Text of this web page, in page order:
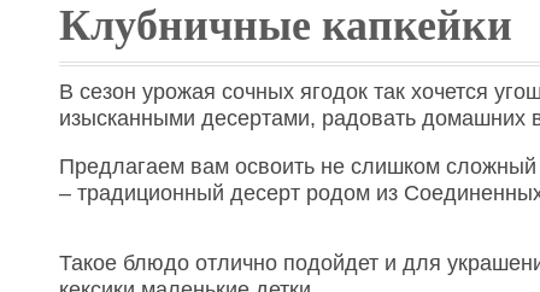
Клубничные капкейки
В сезон урожая сочных ягодок так хочется
изысканными десертами, радовать домашних
Предлагаем вам освоить не слишком сложный
– традиционный десерт родом из
Такое блюдо отлично подойдет и для